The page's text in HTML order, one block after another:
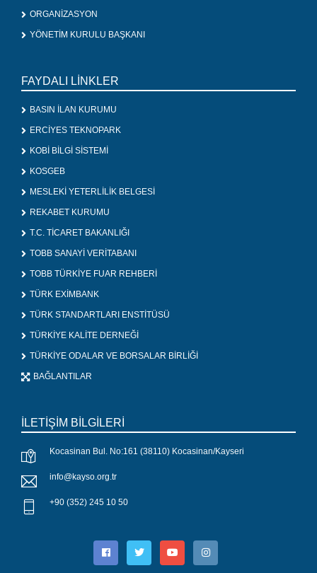
ORGANİZASYON
YÖNETİM KURULU BAŞKANI
FAYDALI LİNKLER
BASIN İLAN KURUMU
ERCİYES TEKNOPARK
KOBİ BİLGİ SİSTEMİ
KOSGEB
MESLEKİ YETERLİLİK BELGESİ
REKABET KURUMU
T.C. TİCARET BAKANLIĞI
TOBB SANAYİ VERİTABANI
TOBB TÜRKİYE FUAR REHBERİ
TÜRK EXİMBANK
TÜRK STANDARTLARI ENSTİTÜSÜ
TÜRKİYE KALİTE DERNEĞİ
TÜRKİYE ODALAR VE BORSALAR BİRLİĞİ
BAĞLANTILAR
İLETİŞİM BİLGİLERİ
Kocasinan Bul. No:161 (38110) Kocasinan/Kayseri
info@kayso.org.tr
+90 (352) 245 10 50